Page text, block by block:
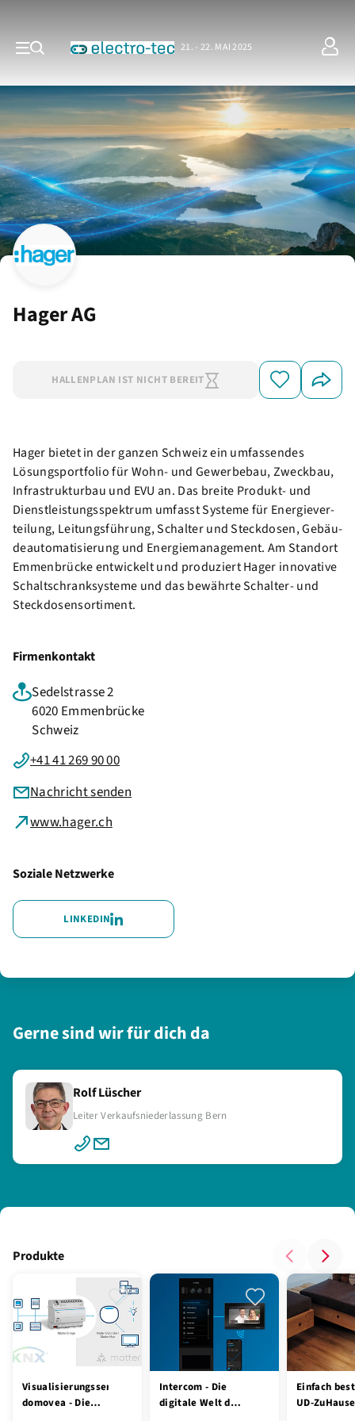
21. - 22. MAI 2025
Hager AG
HALLENPLAN IST NICHT BEREIT
Hager bietet in der ganzen Schweiz ein umfas­sendes
Lösung­sport­folio für Wohn- und Gewer­bebau, Zweckbau,
Infra­struk­turbau und EVU an. Das breite Produkt- und
Dienst­leis­tungs­spek­trum umfasst Systeme für Ener­gie­ver­
tei­lung, Leitungs­füh­rung, Schalter und Steck­dosen, Gebäu­
de­au­to­ma­ti­sie­rung und Ener­gie­ma­nage­ment. Am Standort
Emmen­brücke entwi­ckelt und produ­ziert Hager inno­va­tive
Schalt­schrank­sys­teme und das bewährte Schalter- und
Steck­do­sen­sor­ti­ment.
Firmenkontakt
Sedelstrasse 2
6020 Emmenbrücke
Schweiz
+41 41 269 90 00
Nachricht senden
www.hager.ch
Soziale Netzwerke
LINKEDIN
Gerne sind wir für dich da
Rolf Lüscher
Leiter Verkaufsniederlassung Bern
Visualisierungsserver
domovea - Die
Intercom - Die
digitale Welt der
Einfach
UD-
Produkte